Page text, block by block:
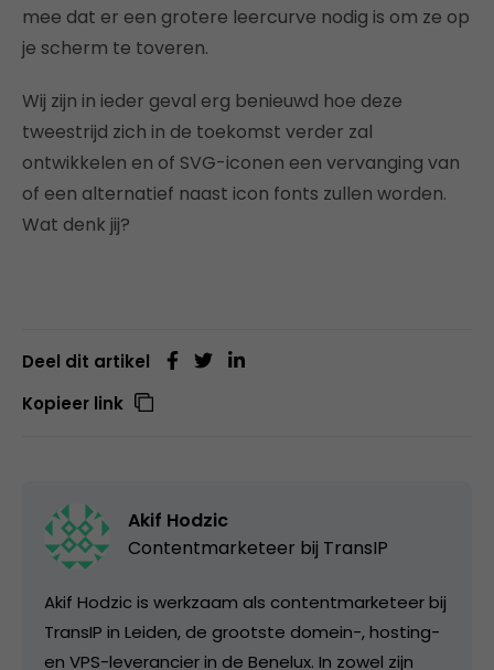
mee dat er een grotere leercurve nodig is om ze op
je scherm te toveren.
Wij zijn in ieder geval erg benieuwd hoe deze
tweestrijd zich in de toekomst verder zal
ontwikkelen en of SVG-iconen een vervanging van
of een alternatief naast icon fonts zullen worden.
Wat denk jij?
Deel dit artikel
Kopieer link
Akif Hodzic
Contentmarketeer bij TransIP
Akif Hodzic is werkzaam als contentmarketeer bij
TransIP in Leiden, de grootste domein-, hosting-
en VPS-leverancier in de Benelux. In zowel zijn